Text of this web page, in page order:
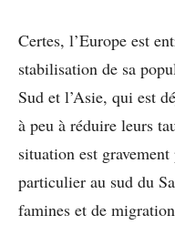
Certes, l’Europe est
stabilisation de sa
Sud et l’Asie, qui est
à peu à réduire leurs
situation est
particulier au sud du
famines et de